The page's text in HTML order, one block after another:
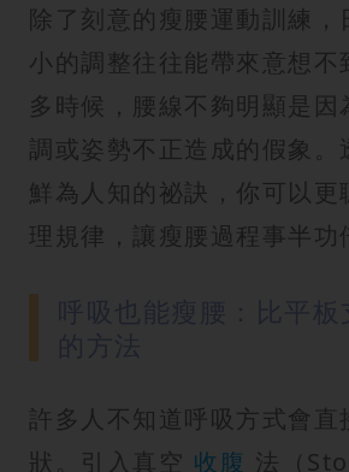
除了刻意的瘦腰運動訓練，
小的調整往往能帶來意想不
多時候，腰線不夠明顯是因
調或姿勢不正造成的假象。
鮮為人知的祕訣，你可以更
理規律，讓瘦腰過程事半功
許多人不知道呼吸方式會直
狀。引入真空 收腹 法（